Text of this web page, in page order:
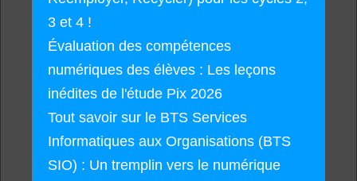
3 et 4 !
Évaluation des compétences
numériques des élèves : Les leçons
inédites de l'étude Pix 2026
Tout savoir sur le BTS Services
Informatiques aux Organisations (BTS
SIO) : Un tremplin vers le numérique